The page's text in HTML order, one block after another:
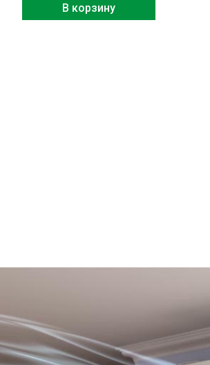
В корзину